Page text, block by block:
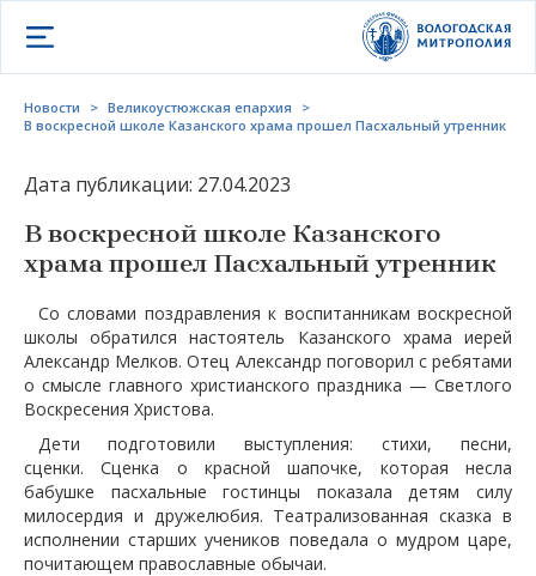
Открыть меню
Новости > Великоустюжская епархия
>
В воскресной школе Казанского храма прошел Пасхальный утренник
Дата публикации: 27.04.2023
В воскресной школе Казанского
храма прошел Пасхальный утренник
Со словами поздравления к воспитанникам воскресной
школы обратился настоятель Казанского храма иерей
Александр Мелков. Отец Александр поговорил с ребятами
о смысле главного христианского праздника — Светлого
Воскресения Христова.
Дети подготовили выступления: стихи, песни,
сценки. Сценка о красной шапочке, которая несла
бабушке пасхальные гостинцы показала детям силу
милосердия и дружелюбия. Театрализованная сказка в
исполнении старших учеников поведала о мудром царе,
почитающем православные обычаи.